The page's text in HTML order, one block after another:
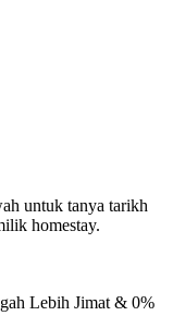
untuk tanya tarikh
homestay.
Lebih Jimat & 0%